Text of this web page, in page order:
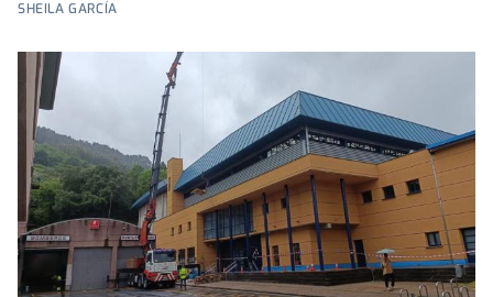
SHEILA GARCÍA